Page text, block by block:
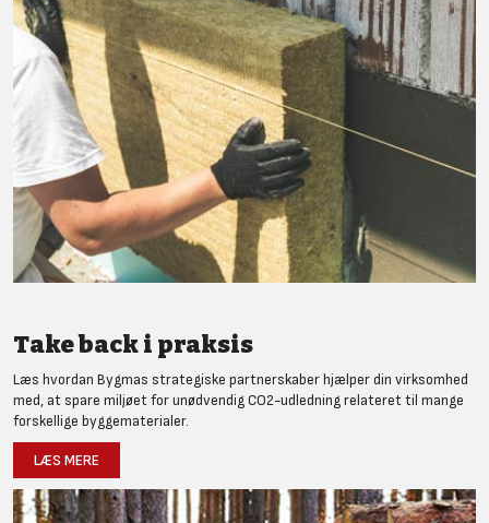
Take back i praksis
Læs hvordan Bygmas strategiske partnerskaber hjælper din virksomhed
med, at spare miljøet for unødvendig CO2-udledning relateret til mange
forskellige byggematerialer.
LÆS MERE